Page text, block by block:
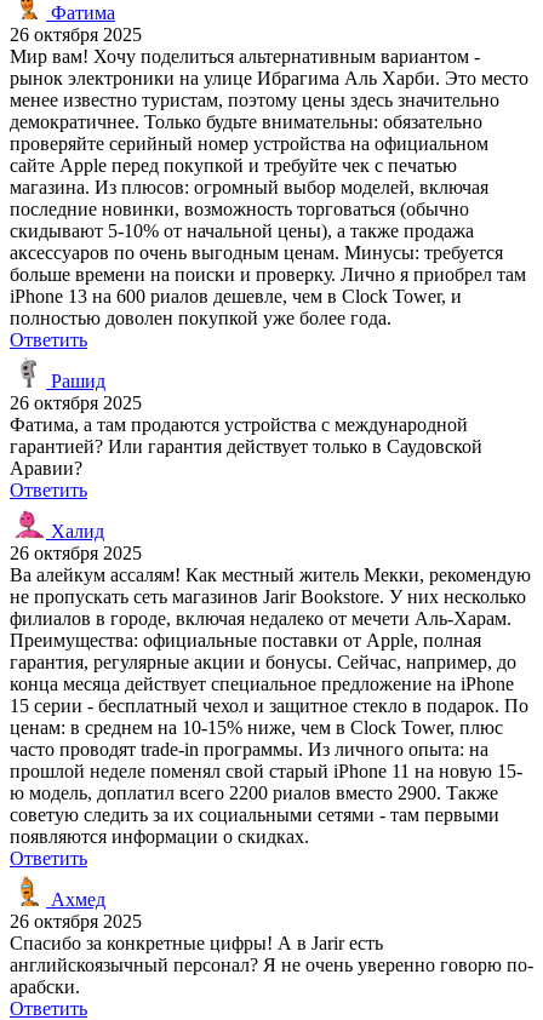
Фатима
26 октября 2025
Мир вам! Хочу поделиться альтернативным вариантом -
рынок электроники на улице Ибрагима Аль Харби. Это место
менее известно туристам, поэтому цены здесь значительно
демократичнее. Только будьте внимательны: обязательно
проверяйте серийный номер устройства на официальном
сайте Apple перед покупкой и требуйте чек с печатью
магазина. Из плюсов: огромный выбор моделей, включая
последние новинки, возможность торговаться (обычно
скидывают 5-10% от начальной цены), а также продажа
аксессуаров по очень выгодным ценам. Минусы: требуется
больше времени на поиски и проверку. Лично я приобрел там
iPhone 13 на 600 риалов дешевле, чем в Clock Tower, и
полностью доволен покупкой уже более года.
Ответить
Рашид
26 октября 2025
Фатима, а там продаются устройства с международной
гарантией? Или гарантия действует только в Саудовской
Аравии?
Ответить
Халид
26 октября 2025
Ва алейкум ассалям! Как местный житель Мекки, рекомендую
не пропускать сеть магазинов Jarir Bookstore. У них несколько
филиалов в городе, включая недалеко от мечети Аль-Харам.
Преимущества: официальные поставки от Apple, полная
гарантия, регулярные акции и бонусы. Сейчас, например, до
конца месяца действует специальное предложение на iPhone
15 серии - бесплатный чехол и защитное стекло в подарок. По
ценам: в среднем на 10-15% ниже, чем в Clock Tower, плюс
часто проводят trade-in программы. Из личного опыта: на
прошлой неделе поменял свой старый iPhone 11 на новую 15-
ю модель, доплатил всего 2200 риалов вместо 2900. Также
советую следить за их социальными сетями - там первыми
появляются информации о скидках.
Ответить
Ахмед
26 октября 2025
Спасибо за конкретные цифры! А в Jarir есть
английскоязычный персонал? Я не очень уверенно говорю по-
арабски.
Ответить